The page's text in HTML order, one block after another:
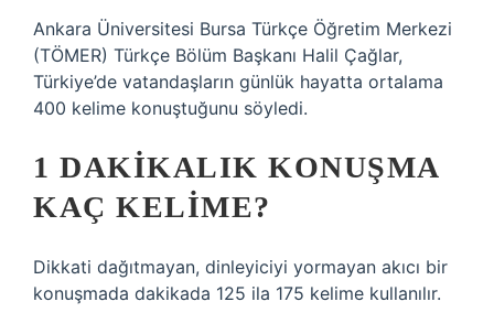
Ankara Üniversitesi Bursa Türkçe Öğretim Merkezi
(TÖMER) Türkçe Bölüm Başkanı Halil Çağlar,
Türkiye’de vatandaşların günlük hayatta ortalama
400 kelime konuştuğunu söyledi.
1 DAKIKALIK KONUŞMA
KAÇ KELIME?
Dikkati dağıtmayan, dinleyiciyi yormayan akıcı bir
konuşmada dakikada 125 ila 175 kelime kullanılır.